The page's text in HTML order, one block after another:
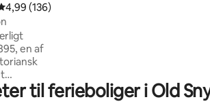
ud af 5 i gennemsnitlig bedømmelse,
4,99 (136)
en af
og
udstyret med privat
køkken og arbejdsområde
til ferieboliger i Old